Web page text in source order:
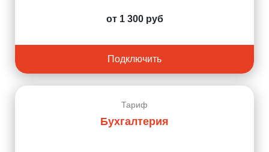
от 1 300 руб
Подключить
Тариф
Бухгалтерия